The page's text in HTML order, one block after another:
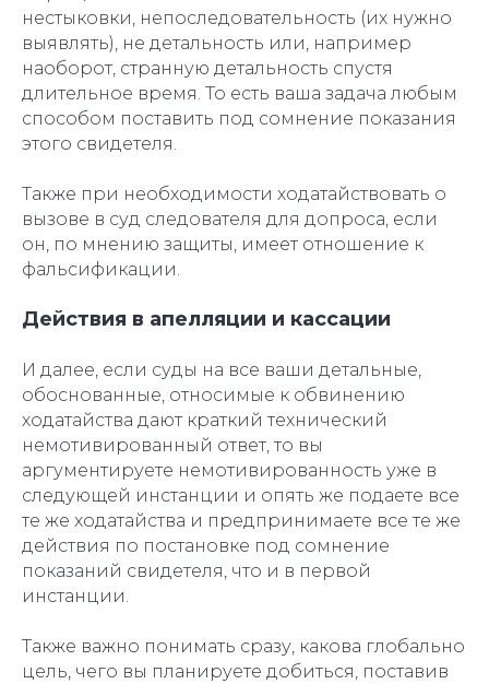
нестыковки, непоследовательность (их нужно
выявлять), не детальность или, например
наоборот, странную детальность спустя
длительное время. То есть ваша задача любым
способом поставить под сомнение показания
этого свидетеля.
Также при необходимости ходатайствовать о
вызове в суд следователя для допроса, если
он, по мнению защиты, имеет отношение к
фальсификации.
Действия в апелляции и кассации
И далее, если суды на все ваши детальные,
обоснованные, относимые к обвинению
ходатайства дают краткий технический
немотивированный ответ, то вы
аргументируете немотивированность уже в
следующей инстанции и опять же подаете все
те же ходатайства и предпринимаете все те же
действия по постановке под сомнение
показаний свидетеля, что и в первой
инстанции.
Также важно понимать сразу, какова глобально
цель, чего вы планируете добиться, поставив